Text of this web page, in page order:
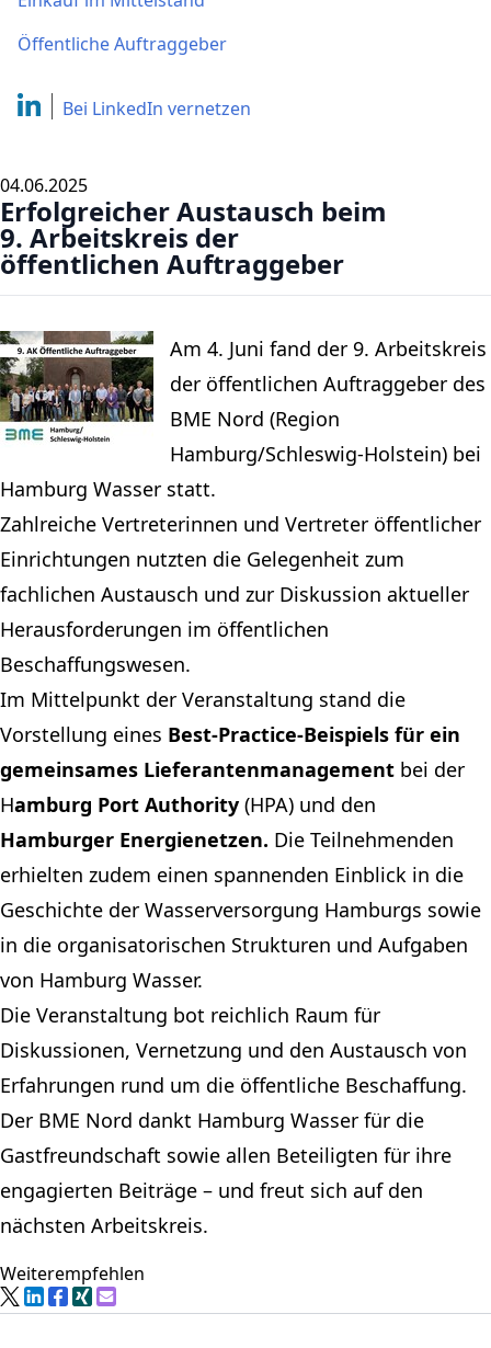
Öffentliche Auftraggeber
Bei LinkedIn vernetzen
04.06.2025
Erfolgreicher Austausch beim
9. Arbeitskreis der
öffentlichen Auftraggeber
Am 4. Juni fand der 9. Arbeitskreis
der öffentlichen Auftraggeber des
BME Nord (Region
Hamburg/Schleswig-Holstein) bei
Hamburg Wasser statt.
Zahlreiche Vertreterinnen und Vertreter öffentlicher
Einrichtungen nutzten die Gelegenheit zum
fachlichen Austausch und zur Diskussion aktueller
Herausforderungen im öffentlichen
Beschaffungswesen.
Im Mittelpunkt der Veranstaltung stand die
Vorstellung eines Best-Practice-Beispiels für ein
gemeinsames Lieferantenmanagement bei der
Hamburg Port Authority (HPA) und den
Hamburger Energienetzen. Die Teilnehmenden
erhielten zudem einen spannenden Einblick in die
Geschichte der Wasserversorgung Hamburgs sowie
in die organisatorischen Strukturen und Aufgaben
von Hamburg Wasser.
Die Veranstaltung bot reichlich Raum für
Diskussionen, Vernetzung und den Austausch von
Erfahrungen rund um die öffentliche Beschaffung.
Der BME Nord dankt Hamburg Wasser für die
Gastfreundschaft sowie allen Beteiligten für ihre
engagierten Beiträge – und freut sich auf den
nächsten Arbeitskreis.
Weiterempfehlen